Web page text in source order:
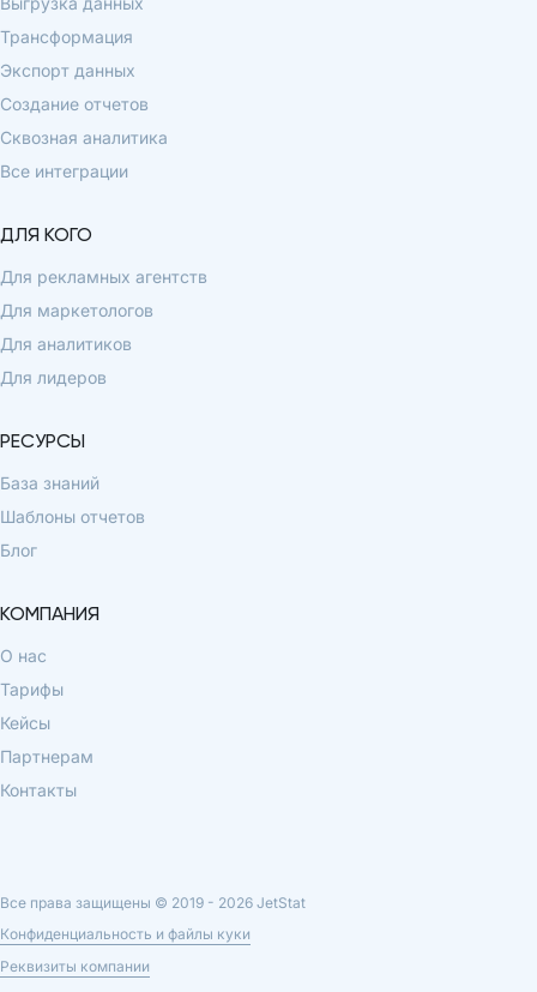
Трансформация
Экспорт данных
Создание отчетов
Сквозная аналитика
Все интеграции
ДЛЯ КОГО
Для рекламных агентств
Для маркетологов
Для аналитиков
Для лидеров
РЕСУРСЫ
База знаний
Шаблоны отчетов
Блог
КОМПАНИЯ
О нас
Тарифы
Кейсы
Партнерам
Контакты
Все права защищены © 2019 - 2026 JetStat
Конфиденциальность и файлы куки
Реквизиты компании